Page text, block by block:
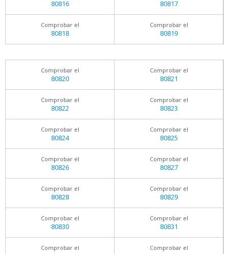
80816 80817
Comprobar el
80818
Comprobar el
80819
Comprobar el
80820
Comprobar el
80821
Comprobar el
80822
Comprobar el
80823
Comprobar el
80824
Comprobar el
80825
Comprobar el
80826
Comprobar el
80827
Comprobar el
80828
Comprobar el
80829
Comprobar el
80830
Comprobar el
80831
Comprobar el Comprobar el